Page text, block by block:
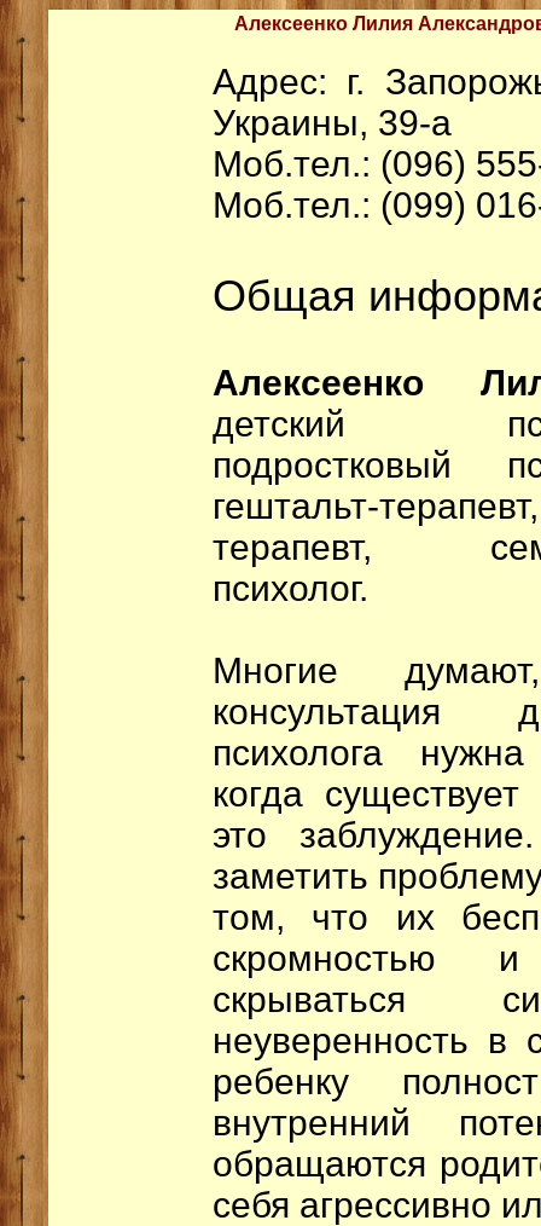
Алексеенко Лилия
Адрес: г.
Украины, 39-а
Моб.тел.: (096)
Моб.тел.: (099)
Общая
Алексеенко
детский
подростковый
гештальт-
терапевт,
психолог.
Многие
консультация
психолога
когда
это
заметить
том, что их
скромностью
скрываться
неуверенность в
ребенку
внутренний
обращаются
себя агрессивно